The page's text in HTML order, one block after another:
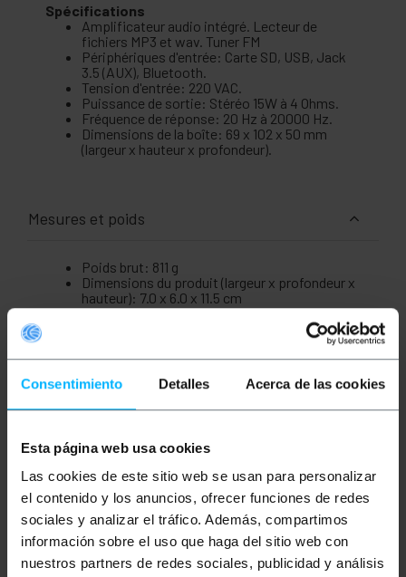
Consentimiento Detalles Acerca de las cookies
Esta página web usa cookies
Las cookies de este sitio web se usan para personalizar
el contenido y los anuncios, ofrecer funciones de redes
sociales y analizar el tráfico. Además, compartimos
información sobre el uso que haga del sitio web con
nuestros partners de redes sociales, publicidad y análisis
Spécifications
Amplificateur audio intégré. Lecteur de
fichiers MP3 et wav. Tuner FM
Périphériques d'entrée: Carte SD, USB, Jack
3.5 (AUX), Bluetooth.
Tension d'entrée: 220 VAC.
Puissance de sortie: Stéréo 15W à 4 Ohms.
Fréquence de réponse: 20 Hz à 20000 Hz.
Dimensions de la boîte: 69 x 102 x 50 mm
(largeur x hauteur x profondeur).
Mesures et poids
Poids brut: 811 g
Dimensions du produit (largeur x profondeur x
hauteur): 7.0 x 6.0 x 11.5 cm
Nombre de colis: 1
Dimensions du colis: 22.5 x 18.0 x 9.2 cm
Documentation
Fiche produit 1
Classification